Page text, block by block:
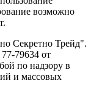
возможно
Секретно Трейд".
79634 от
по надзору в
и массовых